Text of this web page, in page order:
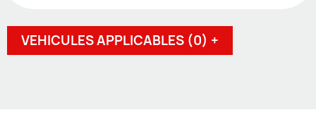
VEHICULES APPLICABLES (0) +